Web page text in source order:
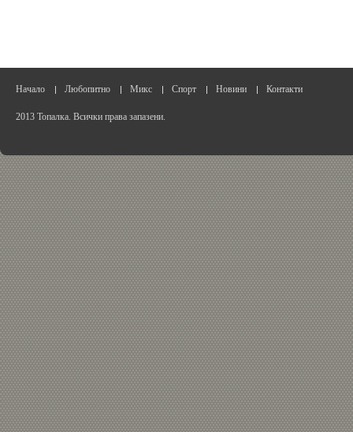
Начало Любопитно Микс Спорт Новини Контакти
2013 Топалка. Всички права запазени.